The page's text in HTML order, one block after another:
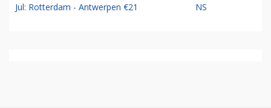
Jul: Rotterdam - Antwerpen €21 NS